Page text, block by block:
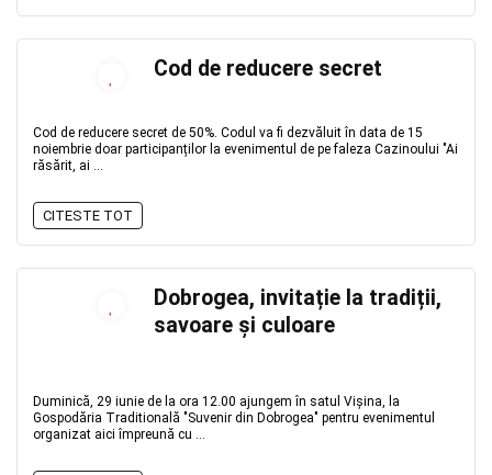
Cod de reducere secret
Cod de reducere secret de 50%. Codul va fi dezvăluit în data de 15
noiembrie doar participanților la evenimentul de pe faleza Cazinoului "Ai
răsărit, ai ...
CITESTE TOT
Dobrogea, invitație la tradiții,
savoare și culoare
Duminică, 29 iunie de la ora 12.00 ajungem în satul Vișina, la
Gospodăria Traditională "Suvenir din Dobrogea" pentru evenimentul
organizat aici împreună cu ...